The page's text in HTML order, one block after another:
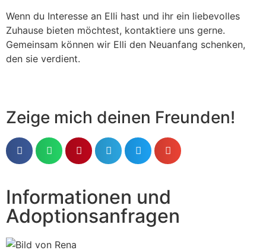
Wenn du Interesse an Elli hast und ihr ein liebevolles
Zuhause bieten möchtest, kontaktiere uns gerne.
Gemeinsam können wir Elli den Neuanfang schenken,
den sie verdient.
Zeige mich deinen Freunden!
Informationen und
Adoptionsanfragen